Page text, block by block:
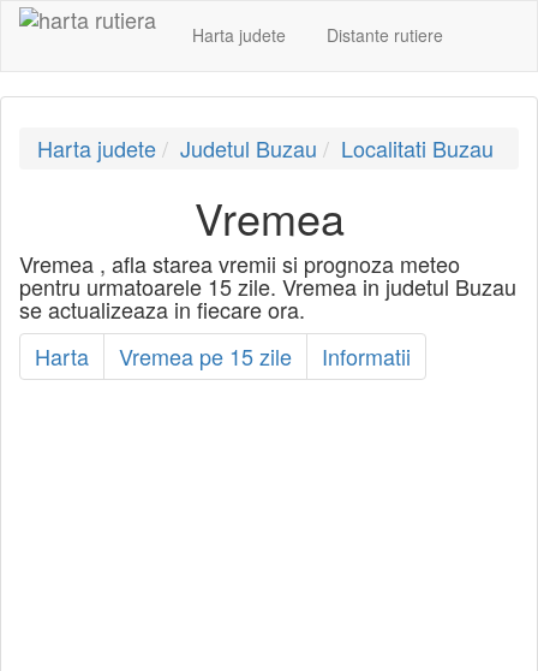
Harta judete Distante rutiere
Harta judete Judetul Buzau Localitati Buzau
Vremea
Vremea , afla starea vremii si prognoza meteo
pentru urmatoarele 15 zile. Vremea in judetul Buzau
se actualizeaza in fiecare ora.
Harta
Vremea pe 15 zile Informatii